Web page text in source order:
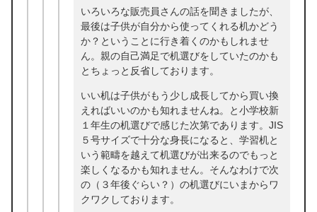
いろいろな販売員さんの話を聞きましたが、
最後は子供が自分から使ってくれる机かどう
か？ということに行き着くのかもしれませ
ん。親の自己満足で机選びをしていたのかも
とちょっと反省しております。
いい机は子供がもう少し成長してから買い換
えればいいのかも知れませんね。と小学校新
１年生の机選びで感じた次第であります。JIS
５号サイズで十分な身長になると、学習机と
いう範疇を越えて机選びが出来るのでもっと
楽しくなるかも知れません。そんなわけで次
の（３年後ぐらい？）の机選びにいまからワ
クワクしております。